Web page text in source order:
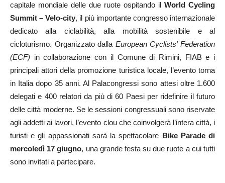
capitale mondiale delle due ruote ospitando il World Cycling
Summit – Velo-city, il più importante congresso internazionale
dedicato alla ciclabilità, alla mobilità sostenibile e al
cicloturismo. Organizzato dalla European Cyclists’ Federation
(ECF) in collaborazione con il Comune di Rimini, FIAB e i
principali attori della promozione turistica locale, l’evento torna
in Italia dopo 35 anni. Al Palacongressi sono attesi oltre 1.600
delegati e 400 relatori da più di 60 Paesi per ridefinire il futuro
delle città moderne. Se le sessioni congressuali sono riservate
agli addetti ai lavori, l’evento clou che coinvolgerà l’intera città, i
turisti e gli appassionati sarà la spettacolare Bike Parade di
mercoledì 17 giugno, una grande festa su due ruote a cui tutti
sono invitati a partecipare.